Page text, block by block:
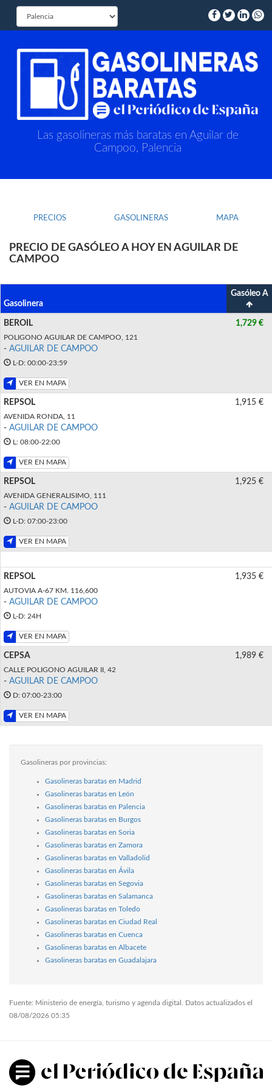
Las gasolineras más baratas en Aguilar de
Campoo, Palencia
PRECIOS GASOLINERAS MAPA
PRECIO DE GASÓLEO A HOY EN AGUILAR DE
CAMPOO
Gasolinera
Gasóleo A
BEROIL
POLIGONO AGUILAR DE CAMPOO, 121
- AGUILAR DE CAMPOO
L-D: 00:00-23:59
VER EN MAPA
1,729 €
REPSOL
AVENIDA RONDA, 11
- AGUILAR DE CAMPOO
L: 08:00-22:00
VER EN MAPA
1,915 €
REPSOL
AVENIDA GENERALISIMO, 111
- AGUILAR DE CAMPOO
L-D: 07:00-23:00
VER EN MAPA
1,925 €
REPSOL
AUTOVIA A-67 KM. 116,600
- AGUILAR DE CAMPOO
L-D: 24H
VER EN MAPA
1,935 €
CEPSA
CALLE POLIGONO AGUILAR II, 42
- AGUILAR DE CAMPOO
D: 07:00-23:00
VER EN MAPA
1,989 €
Gasolineras por provincias:
Gasolineras baratas en Madrid
Gasolineras baratas en León
Gasolineras baratas en Palencia
Gasolineras baratas en Burgos
Gasolineras baratas en Soria
Gasolineras baratas en Zamora
Gasolineras baratas en Valladolid
Gasolineras baratas en Ávila
Gasolineras baratas en Segovia
Gasolineras baratas en Salamanca
Gasolineras baratas en Toledo
Gasolineras baratas en Ciudad Real
Gasolineras baratas en Cuenca
Gasolineras baratas en Albacete
Gasolineras baratas en Guadalajara
Fuente: Ministerio de energía, turismo y agenda digital. Datos actualizados el
08/08/2026 05:35